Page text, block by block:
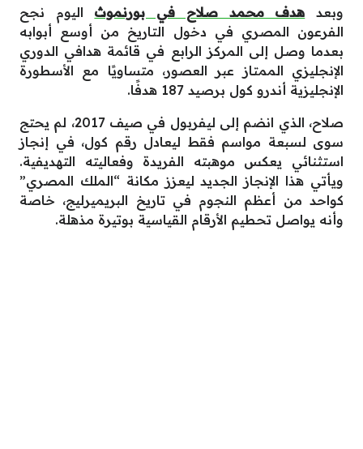
وبعد هدف محمد صلاح في بورنموث اليوم نجح
الفرعون المصري في دخول التاريخ من أوسع أبوابه
بعدما وصل إلى المركز الرابع في قائمة هدافي الدوري
الإنجليزي الممتاز عبر العصور، متساويًا مع الأسطورة
الإنجليزية أندرو كول برصيد 187 هدفًا.
صلاح، الذي انضم إلى ليفربول في صيف 2017، لم يحتج
سوى لسبعة مواسم فقط ليعادل رقم كول، في إنجاز
استثنائي يعكس موهبته الفريدة وفعاليته التهديفية.
ويأتي هذا الإنجاز الجديد ليعزز مكانة “الملك المصري”
كواحد من أعظم النجوم في تاريخ البريميرليج، خاصة
وأنه يواصل تحطيم الأرقام القياسية بوتيرة مذهلة.